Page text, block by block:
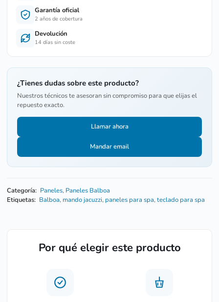
Garantía oficial
2 años de cobertura
Devolución
14 días sin coste
¿Tienes dudas sobre este producto?
Nuestros técnicos te asesoran sin compromiso para que elijas el
repuesto exacto.
Llamar ahora
Mandar email
Categoría: Paneles, Paneles Balboa
Etiquetas: Balboa, mando jacuzzi, paneles para spa,teclado para spa
Por qué elegir este producto